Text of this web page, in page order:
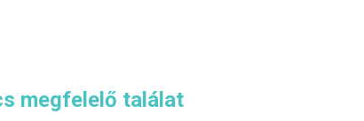
megfelelő találat